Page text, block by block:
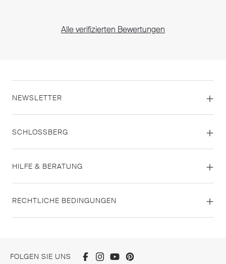
Alle verifizierten Bewertungen
NEWSLETTER
SCHLOSSBERG
HILFE & BERATUNG
RECHTLICHE BEDINGUNGEN
FOLGEN SIE UNS